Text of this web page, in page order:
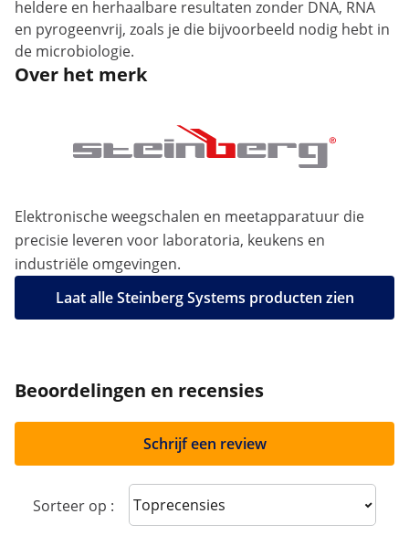
heldere en herhaalbare resultaten zonder DNA, RNA
en pyrogeenvrij, zoals je die bijvoorbeeld nodig hebt in
de microbiologie.
Over het merk
Elektronische weegschalen en meetapparatuur die
precisie leveren voor laboratoria, keukens en
industriële omgevingen.
Laat alle Steinberg Systems producten zien
Beoordelingen en recensies
Schrijf een review
Sorteer op : Sort reviews